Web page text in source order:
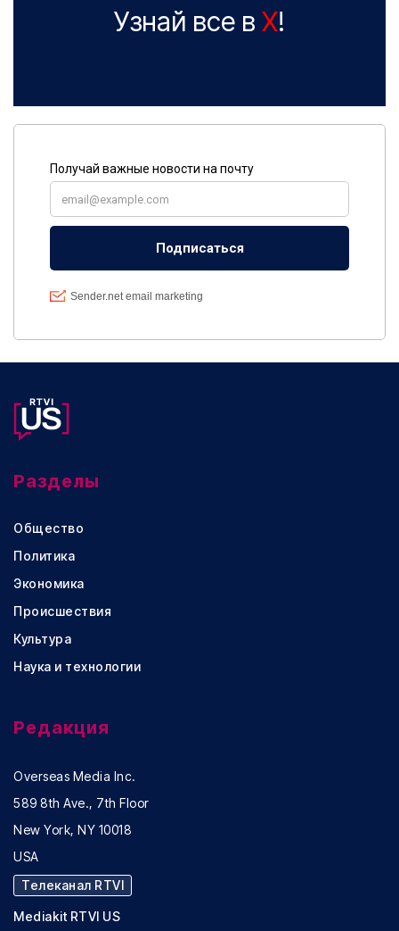
Узнай все в X!
Разделы
Общество
Политика
Экономика
Происшествия
Культура
Наука и технологии
Редакция
Overseas Media Inc.
589 8th Ave., 7th Floor
New York, NY 10018
USA
Телеканал RTVI
Mediakit RTVI US